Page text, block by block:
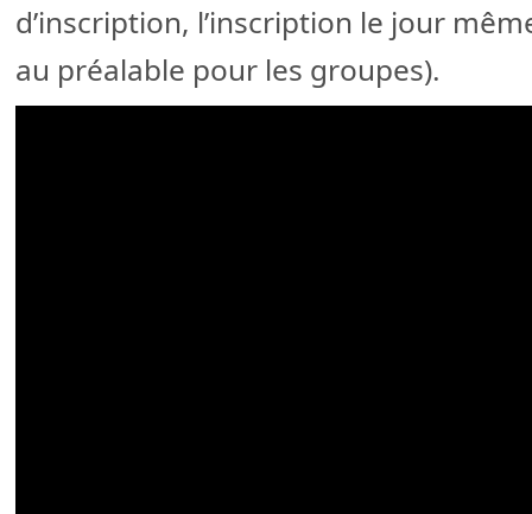
d’inscription, l’inscription le jour
au préalable pour les groupes).